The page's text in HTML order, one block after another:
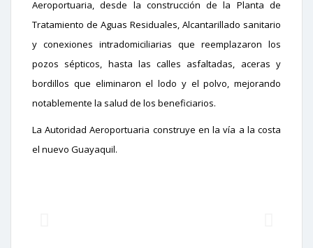
Aeroportuaria, desde la construcción de la Planta de
Tratamiento de Aguas Residuales, Alcantarillado sanitario
y conexiones intradomiciliarias que reemplazaron los
pozos sépticos, hasta las calles asfaltadas, aceras y
bordillos que eliminaron el lodo y el polvo, mejorando
notablemente la salud de los beneficiarios.
La Autoridad Aeroportuaria construye en la vía a la costa
el nuevo Guayaquil.